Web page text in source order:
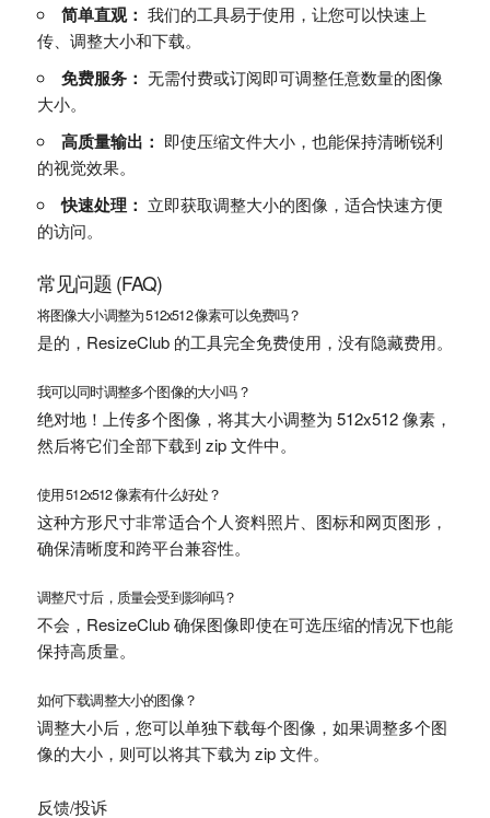
简单直观： 我们的工具易于使用，让您可以快速上
传、调整大小和下载。
免费服务： 无需付费或订阅即可调整任意数量的图像
大小。
高质量输出： 即使压缩文件大小，也能保持清晰锐利
的视觉效果。
快速处理： 立即获取调整大小的图像，适合快速方便
的访问。
常见问题 (FAQ)
将图像大小调整为 512x512 像素可以免费吗？
是的，ResizeClub 的工具完全免费使用，没有隐藏费用。
我可以同时调整多个图像的大小吗？
绝对地！上传多个图像，将其大小调整为 512x512 像素，
然后将它们全部下载到 zip 文件中。
使用 512x512 像素有什么好处？
这种方形尺寸非常适合个人资料照片、图标和网页图形，
确保清晰度和跨平台兼容性。
调整尺寸后，质量会受到影响吗？
不会，ResizeClub 确保图像即使在可选压缩的情况下也能
保持高质量。
如何下载调整大小的图像？
调整大小后，您可以单独下载每个图像，如果调整多个图
像的大小，则可以将其下载为 zip 文件。
反馈/投诉